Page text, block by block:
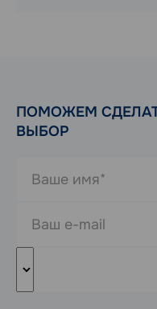
ПОМОЖЕМ
ВЫБОР